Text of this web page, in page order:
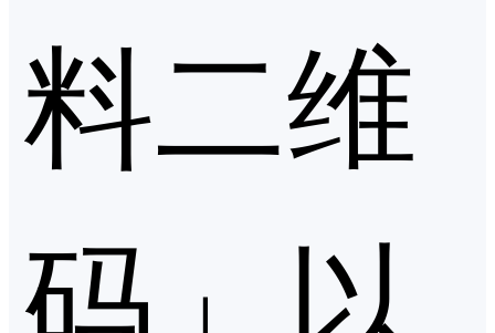
料二维
码」以